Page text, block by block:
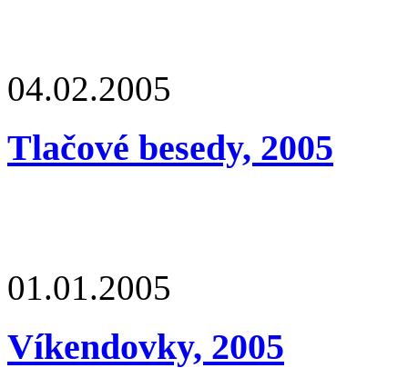
04.02.2005
Tlačové besedy, 2005
01.01.2005
Víkendovky, 2005